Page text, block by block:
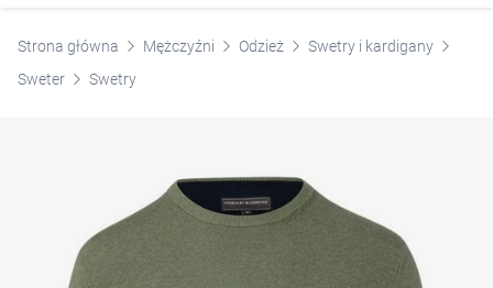
Strona główna Mężczyźni Odzież
Swetry i kardigany
Sweter
Swetry